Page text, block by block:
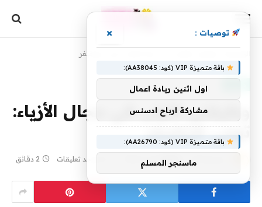
وظيفتي الأولى في مجال الأزياء: تومي هيلفيغر
وظيفتي الأولى في مجال الأزياء:
تومي هيلفيغر
yaraa لا توجد تعليقات 2 دقائق
توصيات : ×
باقة متميزة VIP (كود: AA38045):
اول اثنين ريادة اعمال
مشاركة ارباح ادسنس
باقة متميزة VIP (كود: AA26790):
ماسنجر المسلم